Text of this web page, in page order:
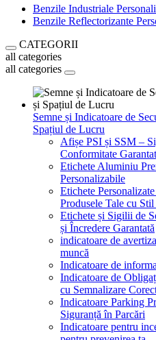
Benzile Industriale
Benzile Reflectorizante
CATEGORII
all categories
all categories
Semne și Indicatoare de
Spațiul de Lucru
Afișe PSI și SSM –
Conformitate
Etichete Aluminiu
Personalizabile
Etichete
Produsele Tale cu
Etichete și Sigilii de
și Încredere Garantată
indicatoare de
muncă
Indicatoare de
Indicatoare de
cu Semnalizare
Indicatoare Parking
Siguranță în Parcări
Indicatoare pentru